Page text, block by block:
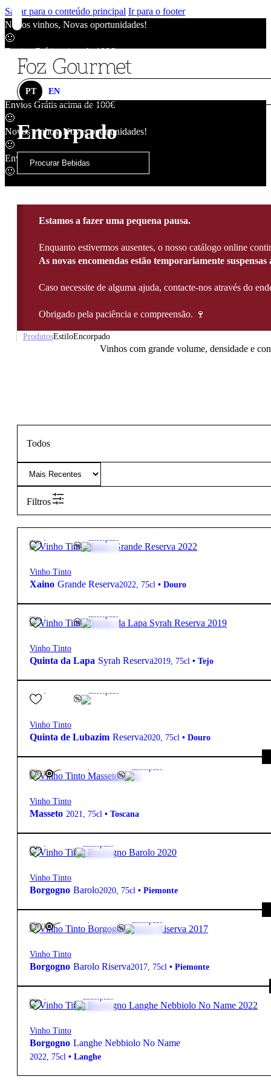
Saltar para o conteúdo principal Ir para o footer
Novos vinhos, Novas oportunidades!
🙂
Envios Grátis acima de 100€
Novos vinhos, Novas oportunidades!
Envios Grátis acima de 100€
🙂
Novos vinhos, Novas oportunidades!
🙂
Envios Grátis acima de 100€
🙂
PT EN
Encorpado
Estamos a fazer uma pequena pausa.
Enquanto estivermos ausentes, o nosso catálogo online
As novas encomendas estão temporariamente suspensas
Caso necessite de alguma ajuda, contacte-nos através do
Obrigado pela paciência e compreensão. 🍷
ProdutosEstiloEncorpado
Vinhos com grande volume, densidade e
Todos
Filtros
33,70€ Encorpado
Vinho Tinto
Xaino Grande Reserva2022, 75cl • Douro
12,60€ Encorpado
Vinho Tinto
Quinta da Lapa Syrah Reserva2019, 75cl • Tejo
22,00€ Encorpado
Vinho Tinto
Quinta de Lubazim Reserva2020, 75cl • Douro
FREE
799,00€ Encorpado
Vinho Tinto
Masseto 2021, 75cl • Toscana
66,20€ Encorpado
Vinho Tinto
Borgogno Barolo2020, 75cl • Piemonte
FREE
210,50€ Encorpado
Vinho Tinto
Borgogno Barolo Riserva2017, 75cl • Piemonte
39,70€ Encorpado
Vinho Tinto
Borgogno Langhe Nebbiolo No Name
2022, 75cl • Langhe